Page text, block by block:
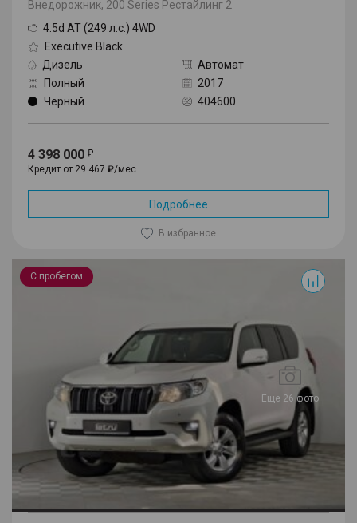
Внедорожник, 200 Series Рестайлинг 2
4.5d AT (249 л.с.) 4WD
Executive Black
Дизель
Автомат
Полный
2017
Черный
404600
4 398 000
Кредит от 29 467 ₽/мес.
Подробнее
В избранное
С пробегом
Еще 26 фото
Land Cruiser Prado